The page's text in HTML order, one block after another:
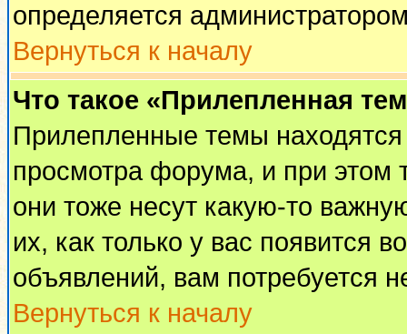
определяется
Вернуться к началу
Что такое «Прилепленная
Прилепленные темы
просмотра форума, и при этом
они тоже несут какую-то
их, как только у вас появится
объявлений, вам потребуется
Вернуться к началу